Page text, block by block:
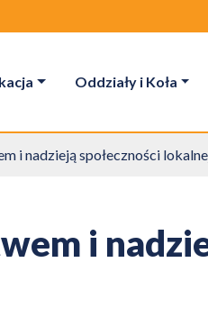
Oddziały i Koła
i nadzieją społeczności
i